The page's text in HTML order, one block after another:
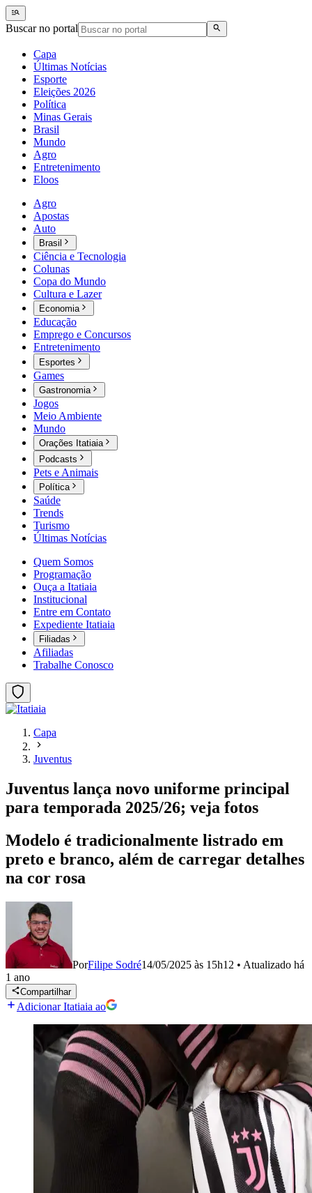
Buscar no portal
Capa
Últimas Notícias
Esporte
Eleições 2026
Política
Minas Gerais
Brasil
Mundo
Agro
Entretenimento
Eloos
Agro
Apostas
Auto
Brasil
Ciência e Tecnologia
Colunas
Copa do Mundo
Cultura e Lazer
Economia
Educação
Emprego e Concursos
Entretenimento
Esportes
Games
Gastronomia
Jogos
Meio Ambiente
Mundo
Orações Itatiaia
Podcasts
Pets e Animais
Política
Saúde
Trends
Turismo
Últimas Notícias
Quem Somos
Programação
Ouça a Itatiaia
Institucional
Entre em Contato
Expediente Itatiaia
Filiadas
Afiliadas
Trabalhe Conosco
Capa
Juventus
Juventus lança novo uniforme principal
para temporada 2025/26; veja fotos
Modelo é tradicionalmente listrado em
preto e branco, além de carregar detalhes
na cor rosa
PorFilipe Sodré14/05/2025 às 15h12 • Atualizado há
1 ano
Compartilhar
Adicionar Itatiaia ao